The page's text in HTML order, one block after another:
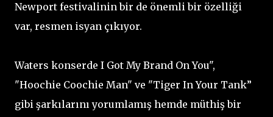
Newport festivalinin bir de önemli bir özelliği
var, resmen isyan çıkıyor.
Waters konserde I Got My Brand On You",
"Hoochie Coochie Man" ve "Tiger In Your Tank”
gibi şarkılarını yorumlamış hemde müthiş bir